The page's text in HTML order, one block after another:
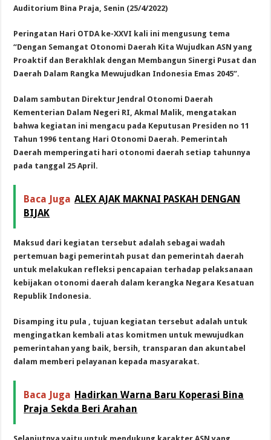
Auditorium Bina Praja, Senin (25/4/2022)
Peringatan Hari OTDA ke-XXVI kali ini mengusung tema
“Dengan Semangat Otonomi Daerah Kita Wujudkan ASN yang
Proaktif dan Berakhlak dengan Membangun Sinergi Pusat dan
Daerah Dalam Rangka Mewujudkan Indonesia Emas 2045”.
Dalam sambutan Direktur Jendral Otonomi Daerah
Kementerian Dalam Negeri RI, Akmal Malik, mengatakan
bahwa kegiatan ini mengacu pada Keputusan Presiden no 11
Tahun 1996 tentang Hari Otonomi Daerah. Pemerintah
Daerah memperingati hari otonomi daerah setiap tahunnya
pada tanggal 25 April.
Baca Juga ALEX AJAK MAKNAI PASKAH DENGAN
BIJAK
Maksud dari kegiatan tersebut adalah sebagai wadah
pertemuan bagi pemerintah pusat dan pemerintah daerah
untuk melakukan refleksi pencapaian terhadap pelaksanaan
kebijakan otonomi daerah dalam kerangka Negara Kesatuan
Republik Indonesia.
Disamping itu pula , tujuan kegiatan tersebut adalah untuk
mengingatkan kembali atas komitmen untuk mewujudkan
pemerintahan yang baik, bersih, transparan dan akuntabel
dalam memberi pelayanan kepada masyarakat.
Baca Juga Hadirkan Warna Baru Koperasi Bina
Praja Sekda Beri Arahan
Selanjutnya yaitu untuk mendukung karakter ASN yang